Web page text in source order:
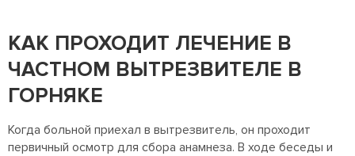
КАК ПРОХОДИТ ЛЕЧЕНИЕ В
ЧАСТНОМ ВЫТРЕЗВИТЕЛЕ В
ГОРНЯКЕ
Когда больной приехал в вытрезвитель, он проходит
первичный осмотр для сбора анамнеза. В ходе беседы и